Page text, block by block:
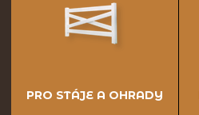
PRO STÁJE A OHRADY